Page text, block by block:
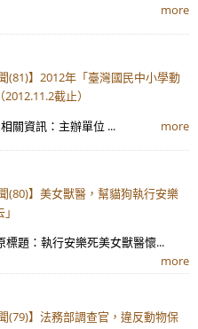
more
(81)】2012年「臺灣國民中小學動
截止）
關資訊：主辦單位 ...
more
(80)】美女獸醫，幫貓狗執行安樂
題：執行安樂死美女獸醫懷...
more
(79)】法務部調查官，違反動物保